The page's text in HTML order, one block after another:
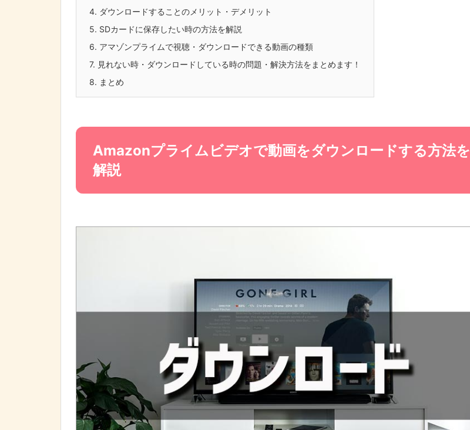
4. ダウンロードすることのメリット・デメリット
5. SDカードに保存したい時の方法を解説
6. アマゾンプライムで視聴・ダウンロードできる動画の種類
7. 見れない時・ダウンロードしている時の問題・解決方法をまとめます！
8. まとめ
Amazonプライムビデオで動画をダウンロードする方法を
解説